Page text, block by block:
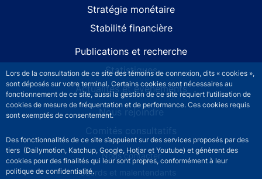
Lors de la consultation de ce site des témoins de connexion, dits « cookies »,
sont déposés sur votre terminal. Certains cookies sont nécessaires au
fonctionnement de ce site, aussi la gestion de ce site requiert l’utilisation de
cookies de mesure de fréquentation et de performance. Ces cookies requis
sont exemptés de consentement.
Des fonctionnalités de ce site s’appuient sur des services proposés par des
tiers (Dailymotion, Katchup, Google, Hotjar et Youtube) et génèrent des
cookies pour des finalités qui leur sont propres, conformément à leur
politique de confidentialité.
Stratégie monétaire
Stabilité financière
Publications et recherche
Statistiques
Actualités et événements
Nous rejoindre
Comités consultatifs
Footer secondary menuNous contacter
Sourds et malentendants